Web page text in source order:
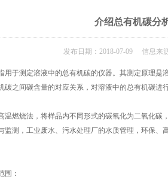
介绍总有机碳分
发布日期：2018-07-09 信息
用于测定溶液中的总有机碳的仪器。其测定原理
碳之间碳含量的对应关系，对溶液中的总有机碳进
燃烧法，将样品内不同形式的碳氧化为二氧化碳
监测，工业废水、污水处理厂的水质管理，环保
：